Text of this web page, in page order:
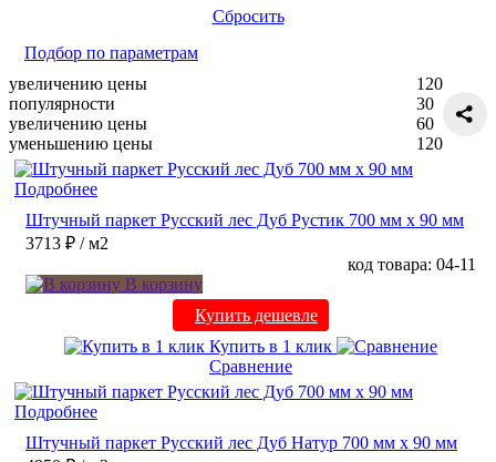
Сбросить
Подбор по параметрам
увеличению цены
популярности
увеличению цены
уменьшению цены
120
30
60
120
Подробнее
Штучный паркет Русский лес Дуб Рустик 700 мм х 90 мм
3713 ₽ / м2
код товара: 04-11
В корзину
Купить дешевле
Купить в 1 клик
Сравнение
Подробнее
Штучный паркет Русский лес Дуб Натур 700 мм х 90 мм